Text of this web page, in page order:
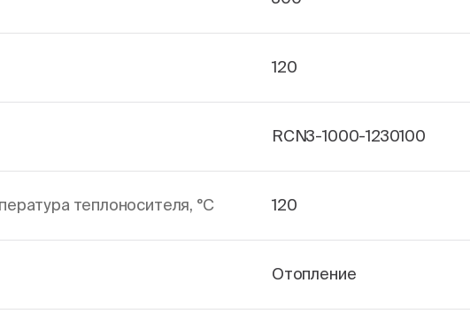
120
RCN3-1000-1230100
теплоносителя, °С 120
Отопление